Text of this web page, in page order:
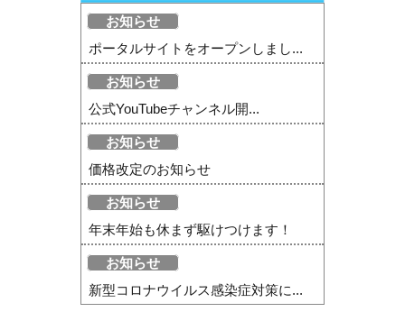
お知らせ
ポータルサイトをオープンしまし...
お知らせ
公式YouTubeチャンネル開...
お知らせ
価格改定のお知らせ
お知らせ
年末年始も休まず駆けつけます！
お知らせ
新型コロナウイルス感染症対策に...